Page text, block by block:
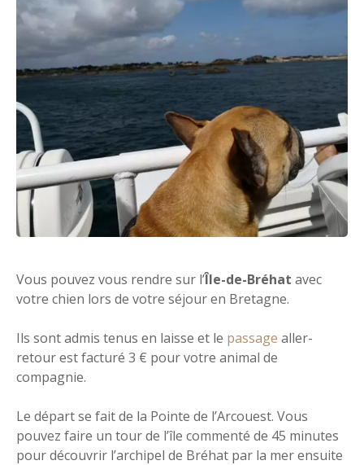
Vous pouvez vous rendre sur l’Île-de-Bréhat avec
votre chien lors de votre séjour en Bretagne.
Ils sont admis tenus en laisse et le passage aller-
retour est facturé 3 € pour votre animal de
compagnie.
Le départ se fait de la Pointe de l’Arcouest. Vous
pouvez faire un tour de l’île commenté de 45 minutes
pour découvrir l’archipel de Bréhat par la mer ensuite